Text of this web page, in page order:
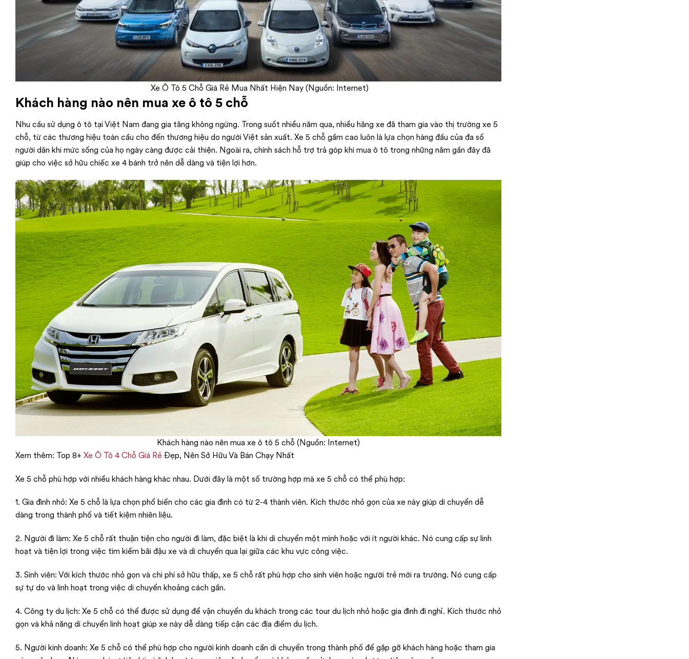
Xe Ô Tô 5 Chỗ Giá Rẻ Mua Nhất Hiện Nay (Nguồn: Internet)
Khách hàng nào nên mua xe ô tô 5 chỗ
Nhu cầu sử dụng ô tô tại Việt Nam đang gia tăng không ngừng. Trong suốt nhiều năm qua, nhiều hãng xe đã tham gia vào thị trường xe 5
chỗ, từ các thương hiệu toàn cầu cho đến thương hiệu do người Việt sản xuất. Xe 5 chỗ gầm cao luôn là lựa chọn hàng đầu của đa số
người dân khi mức sống của họ ngày càng được cải thiện. Ngoài ra, chính sách hỗ trợ trả góp khi mua ô tô trong những năm gần đây đã
giúp cho việc sở hữu chiếc xe 4 bánh trở nên dễ dàng và tiện lợi hơn.
Khách hàng nào nên mua xe ô tô 5 chỗ (Nguồn: Internet)
Xem thêm: Top 8+ Xe Ô Tô 4 Chỗ Giá Rẻ Đẹp, Nên Sở Hữu Và Bán Chạy Nhất
Xe 5 chỗ phù hợp với nhiều khách hàng khác nhau. Dưới đây là một số trường hợp mà xe 5 chỗ có thể phù hợp:
1. Gia đình nhỏ: Xe 5 chỗ là lựa chọn phổ biến cho các gia đình có từ 2-4 thành viên. Kích thước nhỏ gọn của xe này giúp di chuyển dễ
dàng trong thành phố và tiết kiệm nhiên liệu.
2. Người đi làm: Xe 5 chỗ rất thuận tiện cho người đi làm, đặc biệt là khi di chuyển một mình hoặc với ít người khác. Nó cung cấp sự linh
hoạt và tiện lợi trong việc tìm kiếm bãi đậu xe và di chuyển qua lại giữa các khu vực công việc.
3. Sinh viên: Với kích thước nhỏ gọn và chi phí sở hữu thấp, xe 5 chỗ rất phù hợp cho sinh viên hoặc người trẻ mới ra trường. Nó cung cấp
sự tự do và linh hoạt trong việc di chuyển khoảng cách gần.
4. Công ty du lịch: Xe 5 chỗ có thể được sử dụng để vận chuyển du khách trong các tour du lịch nhỏ hoặc gia đình đi nghỉ. Kích thước nhỏ
gọn và khả năng di chuyển linh hoạt giúp xe này dễ dàng tiếp cận các địa điểm du lịch.
5. Người kinh doanh: Xe 5 chỗ có thể phù hợp cho người kinh doanh cần di chuyển trong thành phố để gặp gỡ khách hàng hoặc tham gia